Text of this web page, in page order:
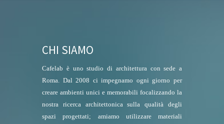
CHI SIAMO
Cafelab è uno studio di architettura con sede a
Roma. Dal 2008 ci impegnamo ogni giorno per
creare ambienti unici e memorabili focalizzando la
nostra ricerca architettonica sulla qualità degli
spazi progettati; amiamo utilizzare materiali